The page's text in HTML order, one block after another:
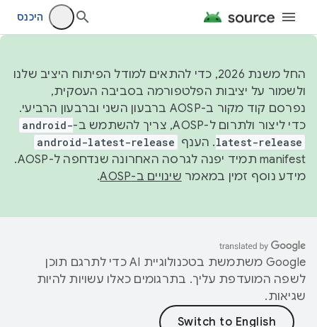
היכנס
החל משנת 2026, כדי להתאים למודל הפיתוח היציב שלנו
ולשמור על יציבות הפלטפורמה בסביבה העסקית,
נפרסם קוד מקור ב-AOSP ברבעון השני וברבעון הרביעי.
כדי ליצור ולתרום ל-AOSP, צריך להשתמש ב-
android-
latest-release. הענף android-latest-release
manifest תמיד יפנה לגרסה האחרונה שנדחפה ל-AOSP.
מידע נוסף זמין במאמר שינויים ב-AOSP .
‫Google משתמשת בטכנולוגיית AI כדי לתרגם תוכן
לשפה המועדפת עליך. בתרגומים כאלו עשויות להיות
שגיאות.